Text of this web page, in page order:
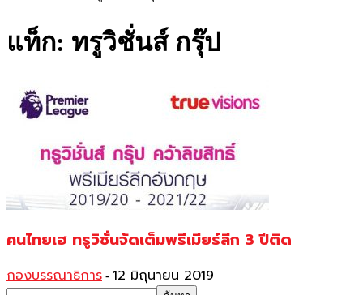
แท็ก: ทรูวิชั่นส์ กรุ๊ป
คนไทยเฮ​ ทรูวิชั่นจัดเต็มพรีเมียร์​ลีก​ 3 ปีติด
กองบรรณาธิการ - 12 มิถุนายน 2019